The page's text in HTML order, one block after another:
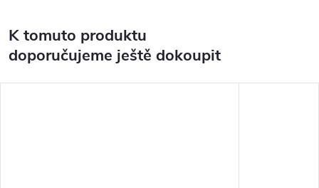
K tomuto produktu
doporučujeme ještě dokoupit